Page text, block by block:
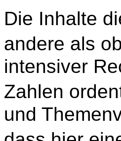
Die Inhalte
andere als
intensiver
Zahlen
und